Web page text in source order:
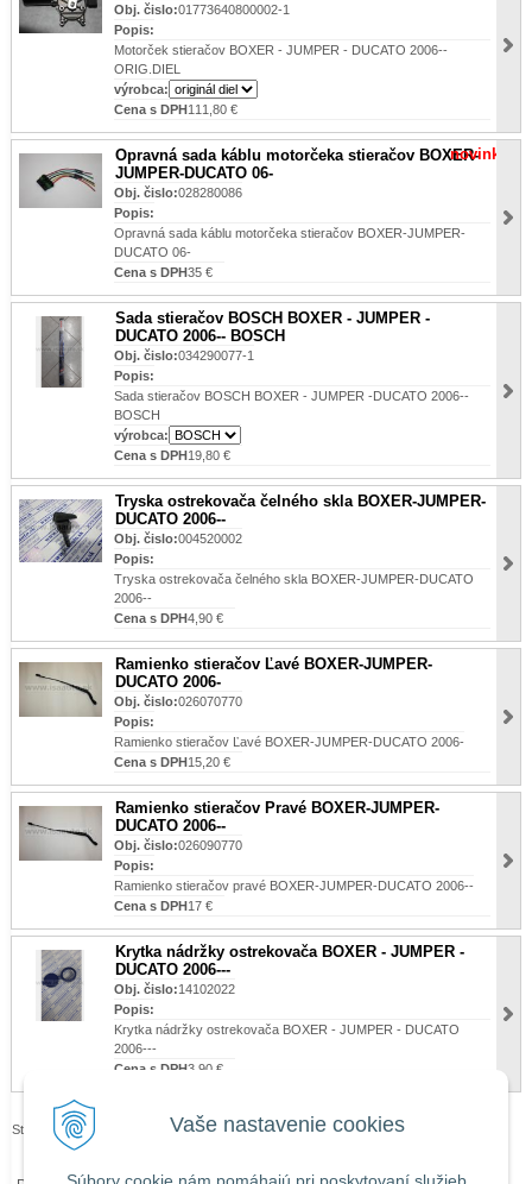
Vaše nastavenie cookies
Obj. čislo:01773640800002-1
Popis:
Motorček stieračov BOXER - JUMPER - DUCATO 2006--
ORIG.DIEL
výrobca:
Cena s DPH111,80 €
Opravná sada káblu motorčeka stieračov BOXER-
JUMPER-DUCATO 06-
novinka
Obj. čislo:028280086
Popis:
Opravná sada káblu motorčeka stieračov BOXER-JUMPER-
DUCATO 06-
Cena s DPH35 €
Sada stieračov BOSCH BOXER - JUMPER -
DUCATO 2006-- BOSCH
Obj. čislo:034290077-1
Popis:
Sada stieračov BOSCH BOXER - JUMPER -DUCATO 2006--
BOSCH
výrobca:
Cena s DPH19,80 €
Tryska ostrekovača čelného skla BOXER-JUMPER-
DUCATO 2006--
Obj. čislo:004520002
Popis:
Tryska ostrekovača čelného skla BOXER-JUMPER-DUCATO
2006--
Cena s DPH4,90 €
Ramienko stieračov Ľavé BOXER-JUMPER-
DUCATO 2006-
Obj. čislo:026070770
Popis:
Ramienko stieračov Ľavé BOXER-JUMPER-DUCATO 2006-
Cena s DPH15,20 €
Ramienko stieračov Pravé BOXER-JUMPER-
DUCATO 2006--
Obj. čislo:026090770
Popis:
Ramienko stieračov pravé BOXER-JUMPER-DUCATO 2006--
Cena s DPH17 €
Krytka nádržky ostrekovača BOXER - JUMPER -
DUCATO 2006---
Obj. čislo:14102022
Popis:
Krytka nádržky ostrekovača BOXER - JUMPER - DUCATO
2006---
Cena s DPH3,90 €
Stránky: 1